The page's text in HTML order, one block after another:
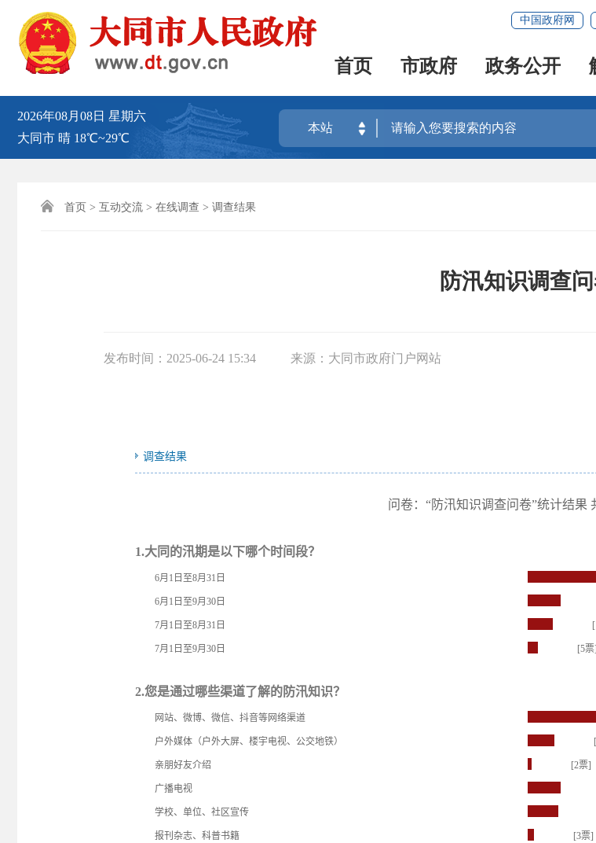
中国政府网
首页 市政府 政务公开
2026年08月08日 星期六
大同市 晴 18℃~29℃
本站
 首页 > 互动交流 > 在线调查 > 调查结果
防汛知识调查
发布时间： 2025-06-24 15:34 来源： 大同市政府门户网站